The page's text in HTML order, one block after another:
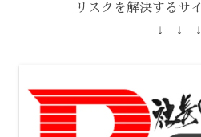
リスクを解決するサ
↓ ↓ ↓